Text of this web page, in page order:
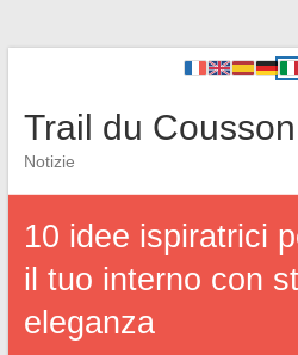
Trail du Cousson
Notizie
10 idee ispiratrici
il tuo interno con
eleganza